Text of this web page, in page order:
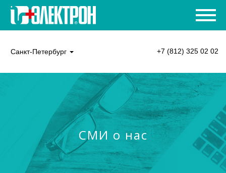
Санкт-Петербург +7 (812) 325 02 02
СМИ о нас